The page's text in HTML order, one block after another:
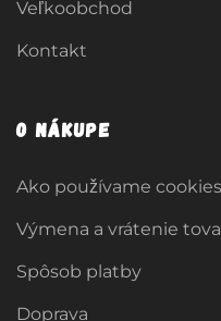
Veľkoobchod
Kontakt
O nákupe
Ako používame cookies
Výmena a vrátenie
Spôsob platby
Doprava